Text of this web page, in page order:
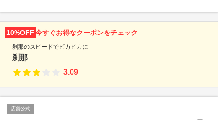
10%OFF 今すぐお得なクーポンをチェック
刹那のスピードでピカピカに
刹那
3.09
店舗公式